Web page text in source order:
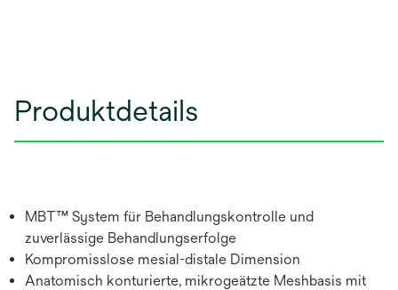
Produktdetails
MBT™ System für Behandlungskontrolle und
zuverlässige Behandlungserfolge
Kompromisslose mesial-distale Dimension
Anatomisch konturierte, mikrogeätzte Meshbasis mit